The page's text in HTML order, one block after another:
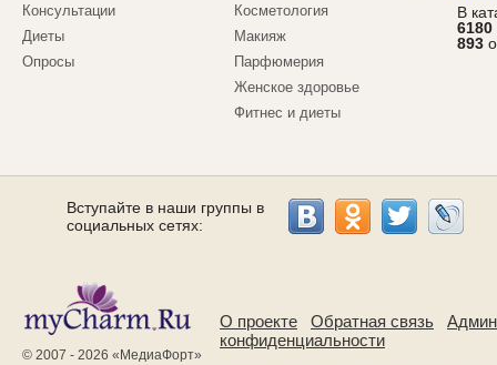
Консультации
Диеты
Опросы
Косметология
Макияж
Парфюмерия
Женское здоровье
Фитнес и диеты
В
6180
893
Вступайте в наши группы в
социальных сетях:
© 2007 - 2026 «МедиаФорт»
О проекте Обратная связь
конфиденциальности